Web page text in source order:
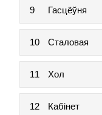
9 Гасцёўня
10 Сталовая
11 Хол
12 Кабінет